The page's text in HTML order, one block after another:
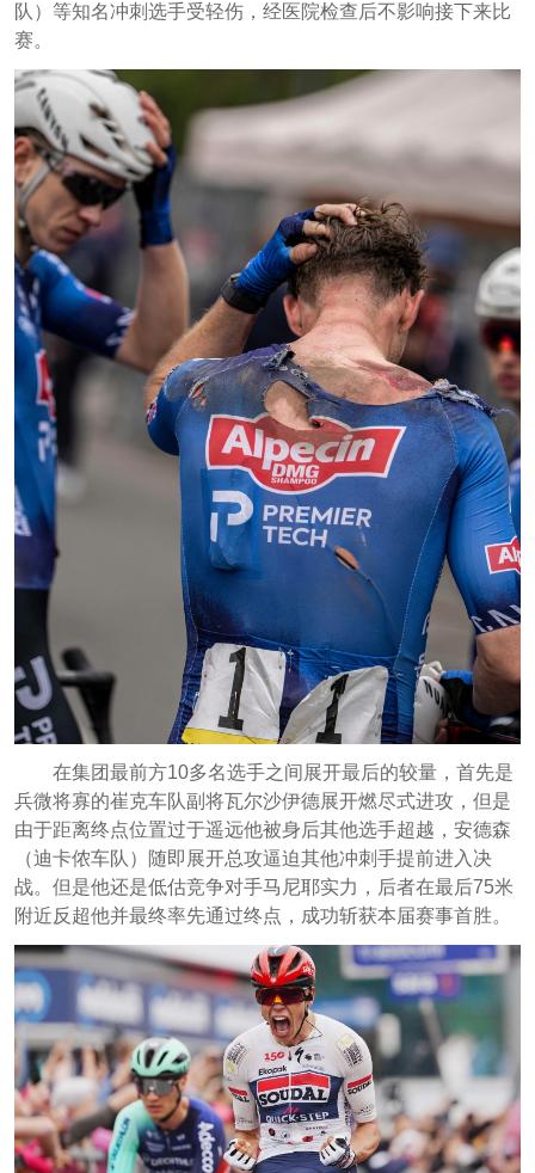
队）等知名冲刺选手受轻伤，经医院检查后不影响接下来比
赛。
在集团最前方10多名选手之间展开最后的较量，首先是
兵微将寡的崔克车队副将瓦尔沙伊德展开燃尽式进攻，但是
由于距离终点位置过于遥远他被身后其他选手超越，安德森
（迪卡侬车队）随即展开总攻逼迫其他冲刺手提前进入决
战。但是他还是低估竞争对手马尼耶实力，后者在最后75米
附近反超他并最终率先通过终点，成功斩获本届赛事首胜。